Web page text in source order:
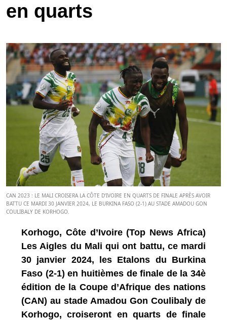
en quarts
CAN 2023 : LE MALI CROISERA LA CÔTE D’IVOIRE EN QUARTS DE FINALE APRÈS AVOIR
BATTU CE MARDI 30 JANVIER 2024, LE BURKINA FASO (2-1) AU STADE AMADOU GON
COULIBALY DE KORHOGO.
Korhogo, Côte d’Ivoire (Top News Africa)
Les Aigles du Mali qui ont battu, ce mardi
30 janvier 2024, les Etalons du Burkina
Faso (2-1) en huitièmes de finale de la 34è
édition de la Coupe d’Afrique des nations
(CAN) au stade Amadou Gon Coulibaly de
Korhogo, croiseront en quarts de finale